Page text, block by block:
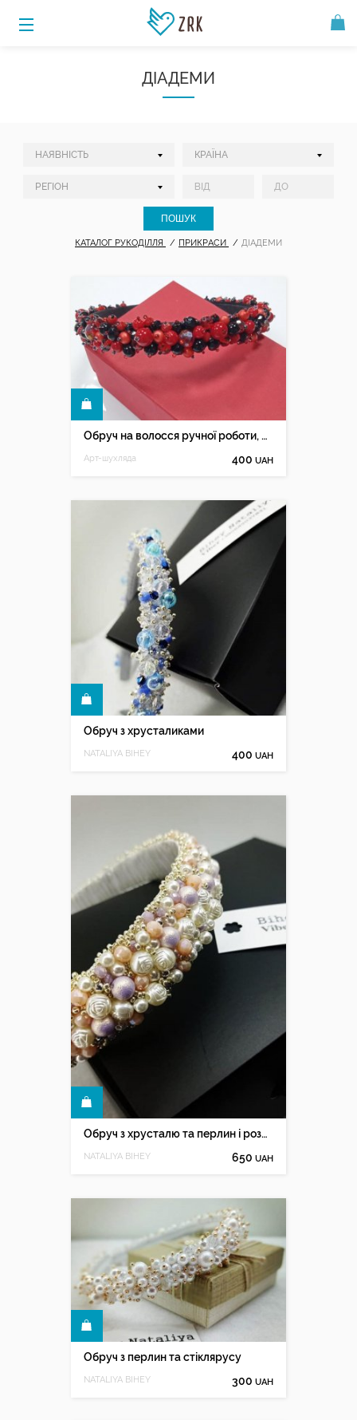
ДІАДЕМИ
КАТАЛОГ РУКОДІЛЛЯ ПРИКРАСИ ДІАДЕМИ
Обруч на волосся ручної роботи, діадема з бісеру та кришталя
Арт-шухляда 400 UAH
Обруч з хрусталиками
NATALIYA BIHEY 400 UAH
Обруч з хрусталю та перлин і розочок
NATALIYA BIHEY 650 UAH
Обруч з перлин та стіклярусу
NATALIYA BIHEY 300 UAH